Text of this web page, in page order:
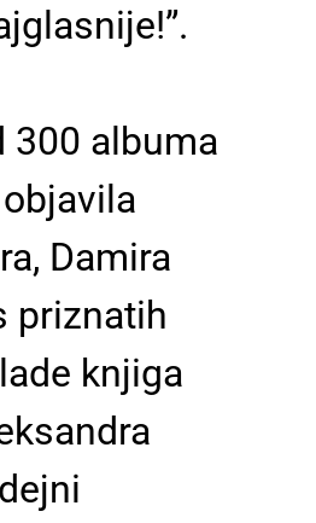
300 albuma
Damira
priznatih
knjiga